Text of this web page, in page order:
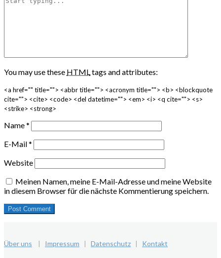
You may use these HTMLtags and attributes:
<a href="" title=""> <abbr title=""> <acronym title=""> <b> <blockquote
cite=""> <cite> <code> <del datetime=""> <em> <i> <q cite=""> <s>
<strike> <strong>
Name*
E-Mail*
Website
Meinen Namen, meine E-Mail-Adresse und meine Website
in diesem Browser für die nächste Kommentierung speichern.
Über uns | Impressum | Datenschutz | Kontakt